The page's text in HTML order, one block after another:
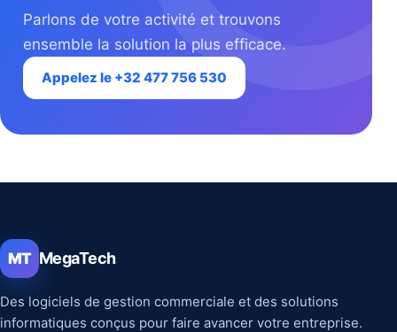
Parlons de votre activité et trouvons
ensemble la solution la plus efficace.
Appelez le +32 477 756 530
MT MegaTech
Des logiciels de gestion commerciale et des solutions
informatiques conçus pour faire avancer votre entreprise.